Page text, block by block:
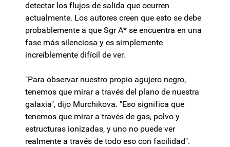
detectar los flujos de salida que ocurren
actualmente. Los autores creen que esto se debe
probablemente a que Sgr A* se encuentra en una
fase más silenciosa y es simplemente
increíblemente difícil de ver.
"Para observar nuestro propio agujero negro,
tenemos que mirar a través del plano de nuestra
galaxia", dijo Murchikova. "Eso significa que
tenemos que mirar a través de gas, polvo y
estructuras ionizadas, y uno no puede ver
realmente a través de todo eso con facilidad".